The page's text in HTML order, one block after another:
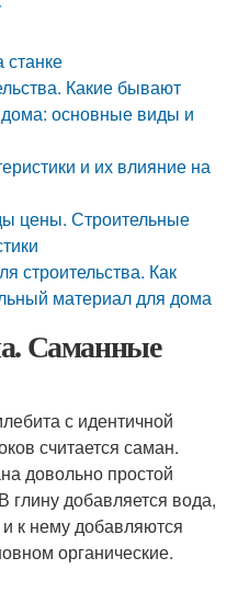
Какие бывают
дома: основные виды и
и их влияние на
цены. Строительные
строительства. Как
материал для дома
Саманные
с идентичной
считается саман.
довольно простой
глину добавляется вода,
к нему добавляются
органические.